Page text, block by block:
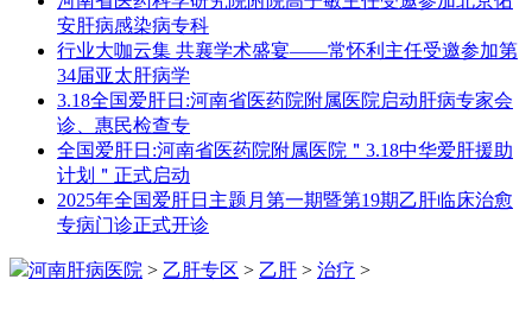
安肝病感染病专科
行业大咖云集 共襄学术盛宴——常怀利主任受邀参加第
34届亚太肝病学
3.18全国爱肝日:河南省医药院附属医院启动肝病专家会
诊、惠民检查专
全国爱肝日:河南省医药院附属医院＂3.18中华爱肝援助
计划＂正式启动
2025年全国爱肝日主题月第一期暨第19期乙肝临床治愈
专病门诊正式开诊
河南肝病医院 > 乙肝专区 > 乙肝 > 治疗 >